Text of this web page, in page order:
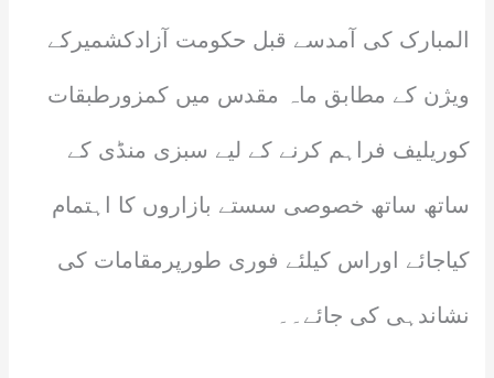
المبارک کی آمدسے قبل حکومت آزادکشمیرکے
ویژن کے مطابق ماہ مقدس میں کمزورطبقات
کوریلیف فراہم کرنے کے لیے سبزی منڈی کے
ساتھ ساتھ خصوصی سستے بازاروں کا اہتمام
کیاجائے اوراس کیلئے فوری طورپرمقامات کی
نشاندہی کی جائے۔۔